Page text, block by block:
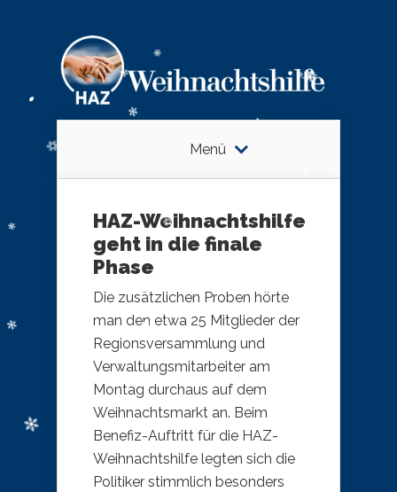
Menü
HAZ-Weihnachtshilfe
geht in die finale
Phase
Die zusätzlichen Proben hörte
man den etwa 25 Mitglieder der
Regionsversammlung und
Verwaltungsmitarbeiter am
Montag durchaus auf dem
Weihnachtsmarkt an. Beim
Benefiz-Auftritt für die HAZ-
Weihnachtshilfe legten sich die
Politiker stimmlich besonders